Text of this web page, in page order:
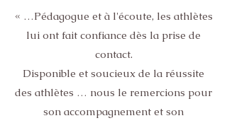
« …Pédagogue et à l'écoute, les athlètes
lui ont fait confiance dès la prise de
contact.
Disponible et soucieux de la réussite
des athlètes … nous le remercions pour
son accompagnement et son